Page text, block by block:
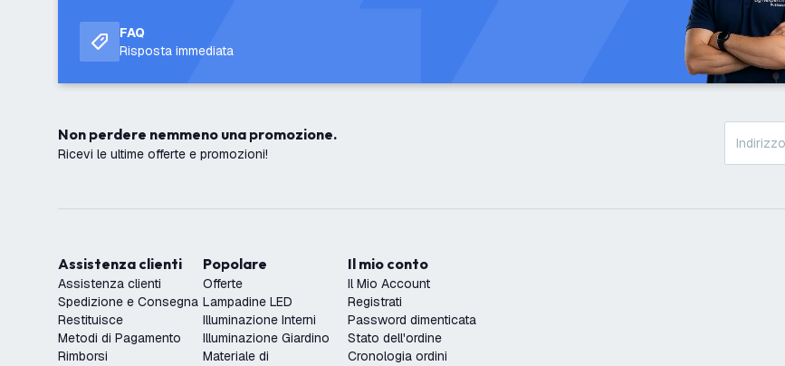
FAQ
Risposta immediata
Non perdere nemmeno una promozione.
Ricevi le ultime offerte e promozioni!
Assistenza clienti
Assistenza clienti
Spedizione e Consegna
Restituisce
Metodi di Pagamento
Rimborsi
Popolare
Offerte
Lampadine LED
Illuminazione Interni
Illuminazione Giardino
Materiale di
Il mio conto
Il Mio Account
Registrati
Password dimenticata
Stato dell'ordine
Cronologia ordini